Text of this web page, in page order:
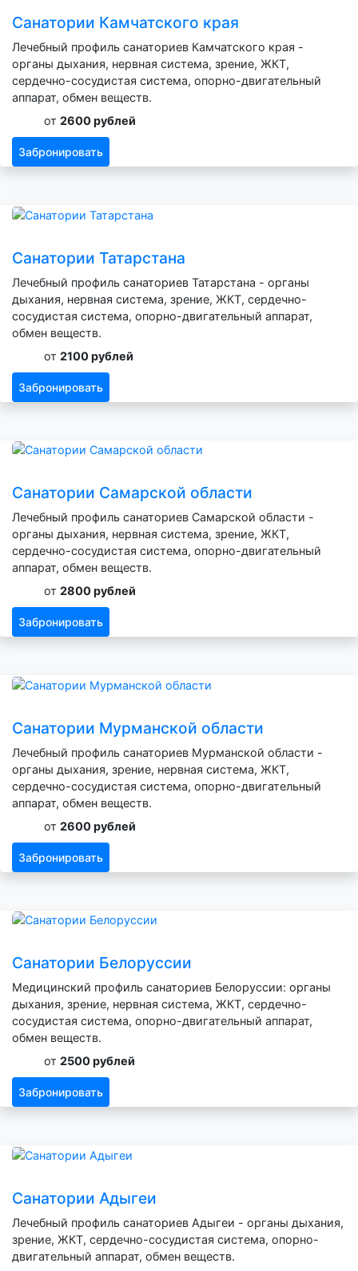
Санатории Камчатского края
Лечебный профиль санаториев Камчатского края -
органы дыхания, нервная система, зрение, ЖКТ,
сердечно-сосудистая система, опорно-двигательный
аппарат, обмен веществ.
от 2600 рублей
Забронировать
Санатории Татарстана
Лечебный профиль санаториев Татарстана - органы
дыхания, нервная система, зрение, ЖКТ, сердечно-
сосудистая система, опорно-двигательный аппарат,
обмен веществ.
от 2100 рублей
Забронировать
Санатории Самарской области
Лечебный профиль санаториев Самарской области -
органы дыхания, нервная система, зрение, ЖКТ,
сердечно-сосудистая система, опорно-двигательный
аппарат, обмен веществ.
от 2800 рублей
Забронировать
Санатории Мурманской области
Лечебный профиль санаториев Мурманской области -
органы дыхания, зрение, нервная система, ЖКТ,
сердечно-сосудистая система, опорно-двигательный
аппарат, обмен веществ.
от 2600 рублей
Забронировать
Санатории Белоруссии
Медицинский профиль санаториев Белоруссии: органы
дыхания, зрение, нервная система, ЖКТ, сердечно-
сосудистая система, опорно-двигательный аппарат,
обмен веществ.
от 2500 рублей
Забронировать
Санатории Адыгеи
Лечебный профиль санаториев Адыгеи - органы дыхания,
зрение, ЖКТ, сердечно-сосудистая система, опорно-
двигательный аппарат, обмен веществ.